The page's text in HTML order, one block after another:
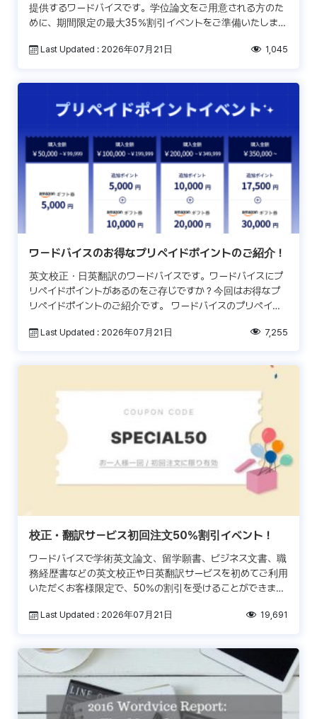
提供するワードバイスです。学位論文をご用意される方のた
めに、期間限定の最大35％割引イベントをご準備いたしまし
[…]Last Updated : 2026年07月21日 1,045
ワードバイスのお得なプリペイドポイントのご紹介！
英文校正・日英翻訳のワードバイスです。ワードバイスにプ
リペイドポイントがあるのをご存じですか？今回はお得なプ
リペイドポイントのご紹介です。 ワードバイスのプリペイド
で […]
Last Updated : 2026年07月21日 7,255
校正・翻訳サービス初回注文50％割引イベント！
ワードバイスで学術英文論文、留学願書、ビジネス文書、職
務経歴書などの英文校正や日英翻訳サービスを初めてご利用
いただくお客様限定で、50%の割引を受けることができま
さい […]
Last Updated : 2026年07月21日 19,691